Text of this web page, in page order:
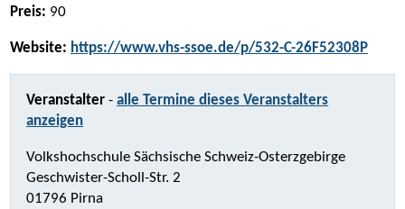
Preis: 90
Website: https://www.vhs-ssoe.de/p/532-C-26F52308P
Veranstalter - alle Termine dieses Veranstalters
anzeigen
Volkshochschule Sächsische Schweiz-Osterzgebirge
Geschwister-Scholl-Str. 2
01796 Pirna